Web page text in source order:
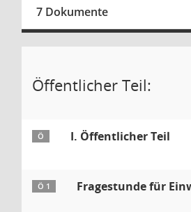
7 Dokumente
Öffentlicher Teil:
Ö I. Öffentlicher Teil
Ö 1 Fragestunde für